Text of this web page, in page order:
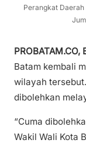
Perangkat Daerah
PROBATAM.CO,
Batam kembali
wilayah
dibolehkan
“Cuma
Wakil Wali Kota